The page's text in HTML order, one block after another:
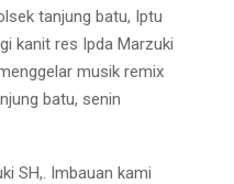
tanjung batu, Iptu
kanit res Ipda Marzuki
musik remix
batu, senin
SH,. Imbauan kami